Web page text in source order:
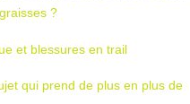
?
et blessures en trail
qui prend de plus en plus de